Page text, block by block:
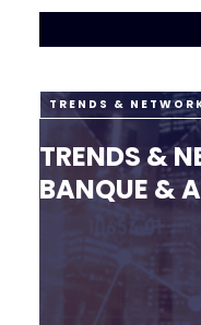
TRENDS &
TRENDS &
BANQUE &